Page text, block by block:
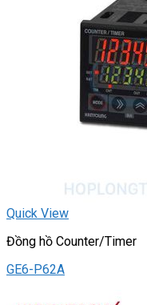
Quick View
Đồng hồ Counter/Timer
GE6-P62A